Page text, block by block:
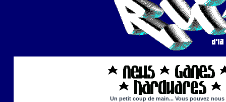
Un petit coup de main... Vous pouvez